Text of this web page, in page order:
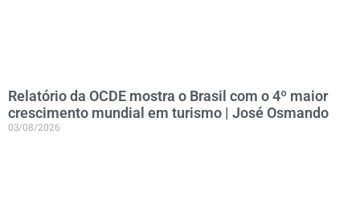
Relatório da OCDE mostra o Brasil com o 4º maior
crescimento mundial em turismo | José Osmando
03/08/2026